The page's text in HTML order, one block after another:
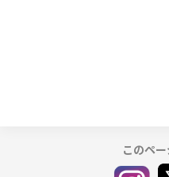
このペ